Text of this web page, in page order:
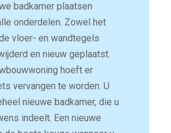
badkamer plaatsen
onderdelen. Zowel het
vloer- en wandtegels
en nieuw geplaatst.
hoeft er
vervangen te worden. U
nieuwe badkamer, die u
indeelt. Een nieuwe